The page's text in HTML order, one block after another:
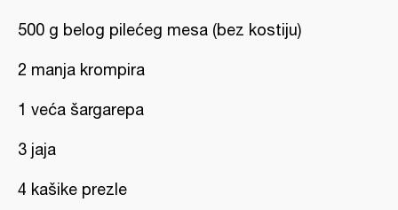
500 g belog pilećeg mesa (bez kostiju)
2 manja krompira
1 veća šargarepa
3 jaja
4 kašike prezle